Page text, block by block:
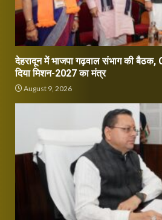
देहरादून में भाजपा गढ़वाल संभाग की बैठक,
दिया मिशन-2027 का मंत्र
August 9, 2026